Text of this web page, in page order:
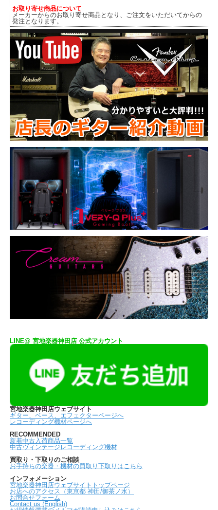
お取り寄せ商品について
メーカーからのお取り寄せ商品となり、ご注文をいただいてからの
発注となります。
LINE@ 宮地楽器神田店 公式アカウント
宮地楽器神田店ウェブサイト
ギター、ベース、エフェクターページへ
レコーディング機材ページへ
RECOMMENDED
新着中古入荷商品一覧
中古ヴィンテージレコーディング機材
買取り・下取りのご相談
お手持ちの楽器・機材の買取り下取りはこちら
インフォメーション
宮地楽器神田店ウェブサイトトップページ
お店へのアクセス（東京都 神田/御茶ノ水）
お問合せフォーム
Contact us (English)